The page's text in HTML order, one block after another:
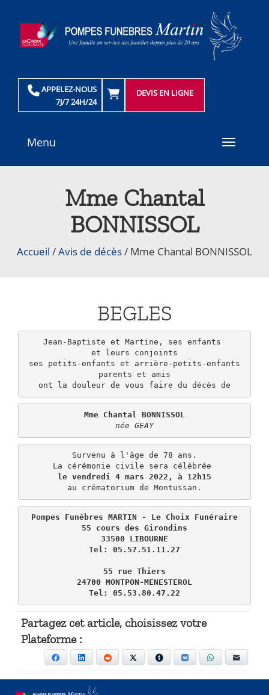
APPELEZ-NOUS
7J/7 24H/24
DEVIS EN LIGNE
Toggle
Menu
Mme Chantal
BONNISSOL
Accueil /Avis de décès/ Mme Chantal BONNISSOL
BEGLES
Jean-Baptiste et Martine, ses enfants
et leurs conjoints
ses petits-enfants et arrière-petits-enfants
parents et amis
ont la douleur de vous faire du décès de
Mme Chantal BONNISSOL
née GEAY
Survenu à l'âge de 78 ans.
le vendredi 4 mars 2022, à 12h15
au crématorium de Montussan.
Pompes Funèbres MARTIN - Le Choix Funéraire
55 cours des Girondins
33500 LIBOURNE
Tel: 05.57.51.11.27
55 rue Thiers
24700 MONTPON-MENESTEROL
Tel: 05.53.80.47.22
Partagez cet article, choisissez votre
Plateforme :
Facebook LinkedIn Reddit Tumblr VKontakteWhatsApp